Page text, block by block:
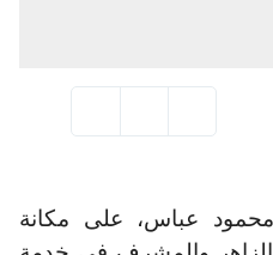
عباس، على مكانة